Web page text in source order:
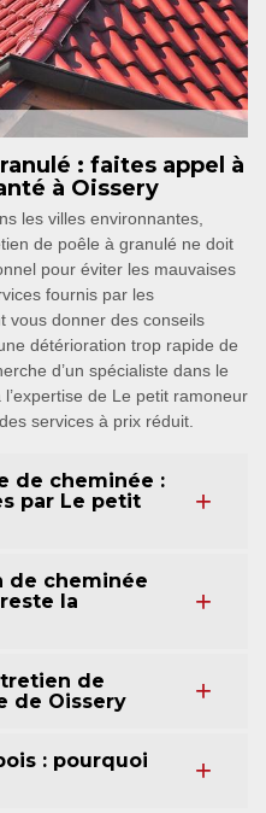
: faites appel à
à Oissery
les villes environnantes,
de poêle à granulé ne doit
pour éviter les mauvaises
fournis par les
vous donner des conseils
détérioration trop rapide de
d’un spécialiste dans le
de Le petit ramoneur
services à prix réduit.
de cheminée :
par Le petit
de cheminée
la
de
de Oissery
: pourquoi